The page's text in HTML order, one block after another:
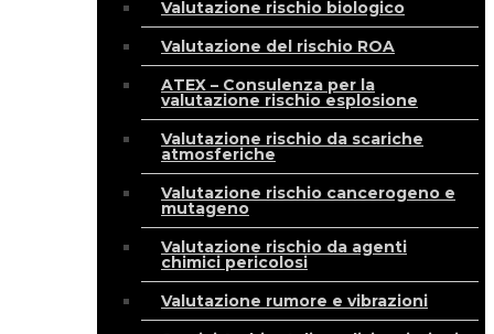
Valutazione rischio biologico
Valutazione del rischio ROA
ATEX – Consulenza per la
valutazione rischio esplosione
Valutazione rischio da scariche
atmosferiche
Valutazione rischio cancerogeno e
mutageno
Valutazione rischio da agenti
chimici pericolosi
Valutazione rumore e vibrazioni